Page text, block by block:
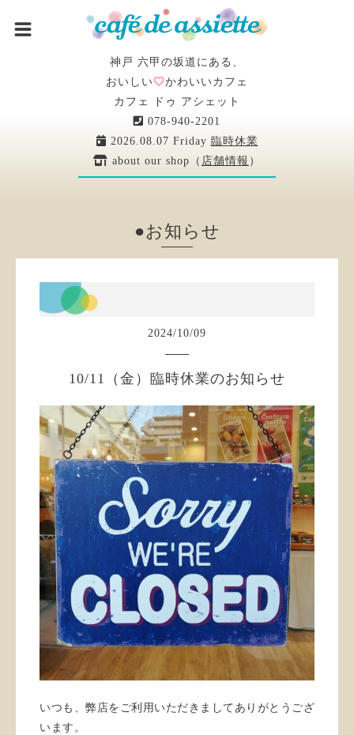
神戸 六甲の坂道にある、
おいしい
かわいいカフェ
カフェ ドゥ アシェット
078-940-2201
2026.08.07 Friday 臨時休業
about our shop（ 店舗情報 ）
●お知らせ
2024/10/09
10/11（金）臨時休業のお知らせ
いつも、弊店をご利用いただきましてありがとうござ
います。